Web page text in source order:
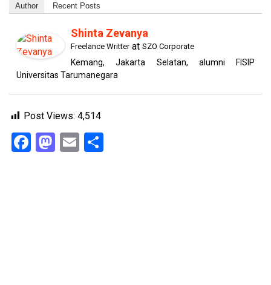
Author Recent Posts
Shinta Zevanya
Freelance Writterat SZO Corporate
Kemang, Jakarta Selatan, alumni FISIP
Universitas Tarumanegara
Post Views: 4,514
Facebook
Mastodon
Email